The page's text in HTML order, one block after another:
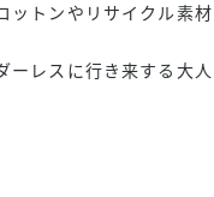
ットンやリサイクル素材
ーレスに行き来する大人